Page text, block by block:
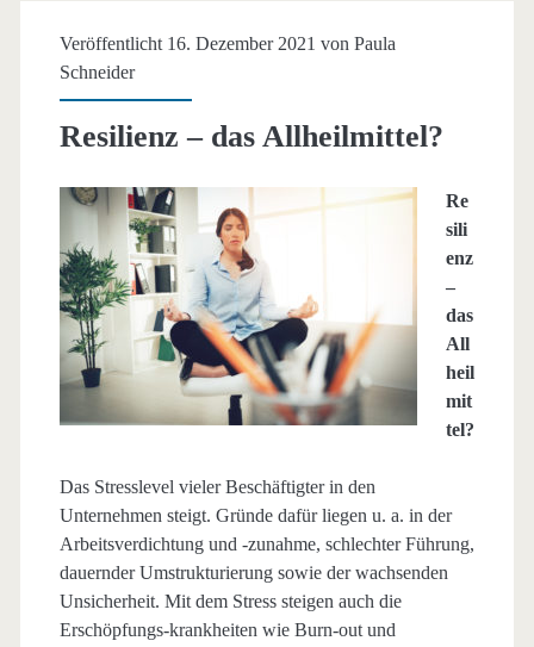
Veröffentlicht 16. Dezember 2021 von Paula
Schneider
Resilienz – das Allheilmittel?
Re
sili
enz
–
das
All
heil
mit
tel?
Das Stresslevel vieler Beschäftigter in den
Unternehmen steigt. Gründe dafür liegen u. a. in der
Arbeitsverdichtung und -zunahme, schlechter Führung,
dauernder Umstrukturierung sowie der wachsenden
Unsicherheit. Mit dem Stress steigen auch die
Erschöpfungs-krankheiten wie Burn-out und